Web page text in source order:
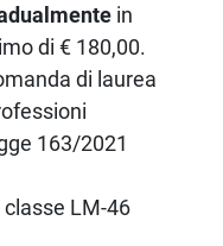
in
di € 180,00.
di laurea
163/2021
LM-46